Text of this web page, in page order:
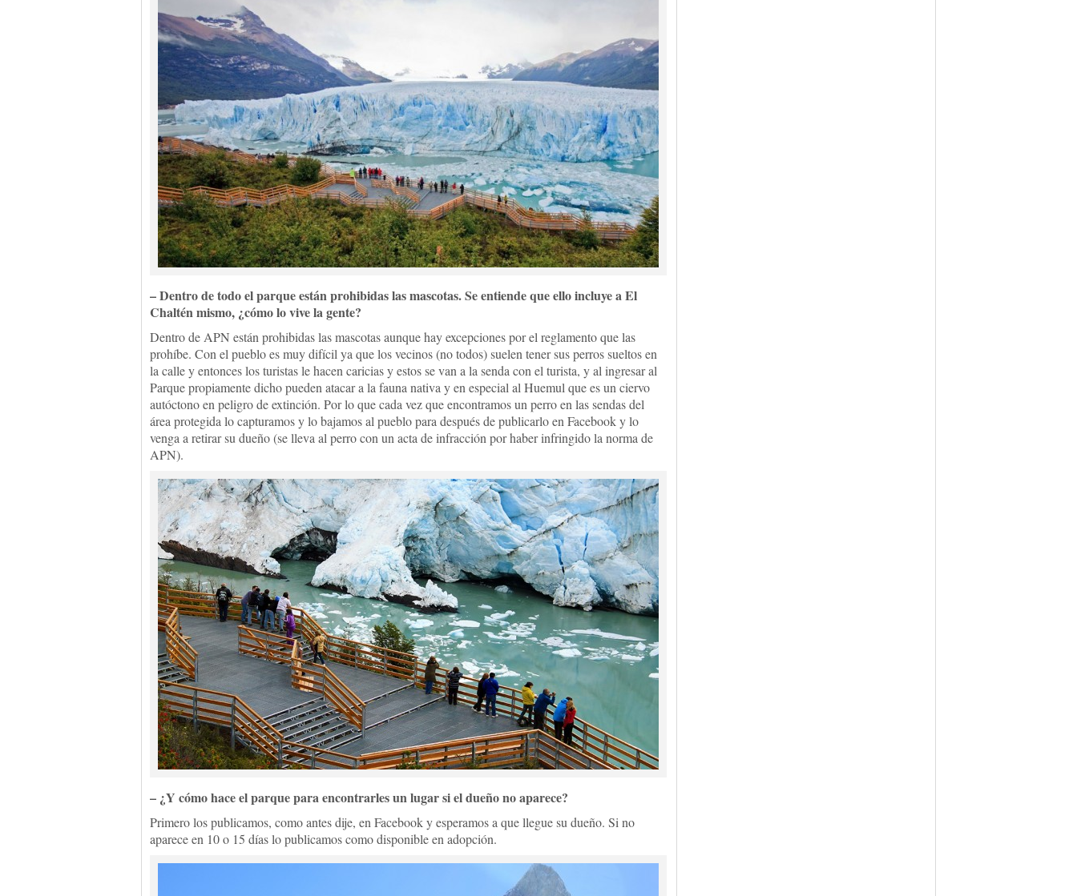
– Dentro de todo el parque están prohibidas las mascotas. Se entiende que ello incluye a El
Chaltén mismo, ¿cómo lo vive la gente?
Dentro de APN están prohibidas las mascotas aunque hay excepciones por el reglamento que las
prohíbe. Con el pueblo es muy difícil ya que los vecinos (no todos) suelen tener sus perros sueltos en
la calle y entonces los turistas le hacen caricias y estos se van a la senda con el turista, y al ingresar al
Parque propiamente dicho pueden atacar a la fauna nativa y en especial al Huemul que es un ciervo
autóctono en peligro de extinción. Por lo que cada vez que encontramos un perro en las sendas del
área protegida lo capturamos y lo bajamos al pueblo para después de publicarlo en Facebook y lo
venga a retirar su dueño (se lleva al perro con un acta de infracción por haber infringido la norma de
APN).
– ¿Y cómo hace el parque para encontrarles un lugar si el dueño no aparece?
Primero los publicamos, como antes dije, en Facebook y esperamos a que llegue su dueño. Si no
aparece en 10 o 15 días lo publicamos como disponible en adopción.